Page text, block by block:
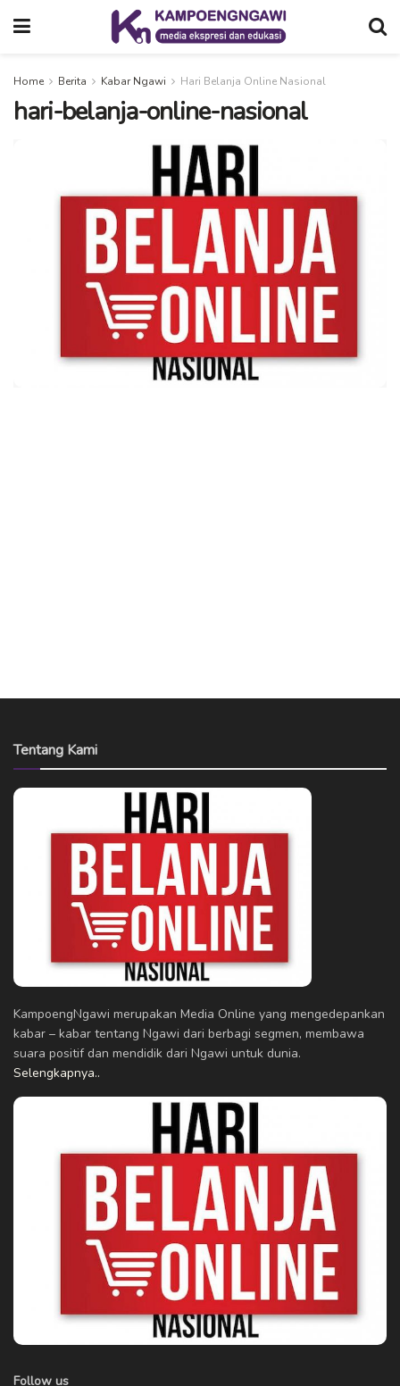
Home Berita Kabar Ngawi Hari Belanja Online Nasional
hari-belanja-online-nasional
Tentang Kami
KampoengNgawi merupakan Media Online yang mengedepankan
kabar – kabar tentang Ngawi dari berbagi segmen, membawa
suara positif dan mendidik dari Ngawi untuk dunia.
Selengkapnya..
Follow us